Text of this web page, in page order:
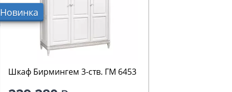
Новинка
Шкаф Бирмингем 3-ств. ГМ 6453